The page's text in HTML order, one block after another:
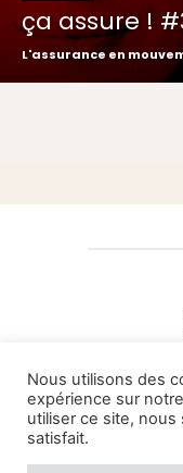
ça assure !
L'assurance en
À
© L'assurance en
Nous utilisons des
expérience sur
utiliser ce site,
satisfait.